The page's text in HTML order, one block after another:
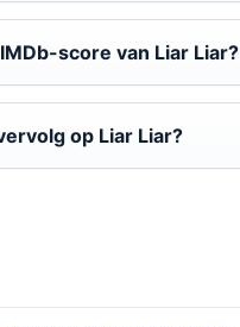
score van Liar Liar?
op Liar Liar?